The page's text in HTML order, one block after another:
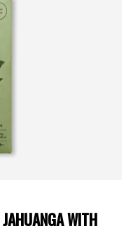
WITH